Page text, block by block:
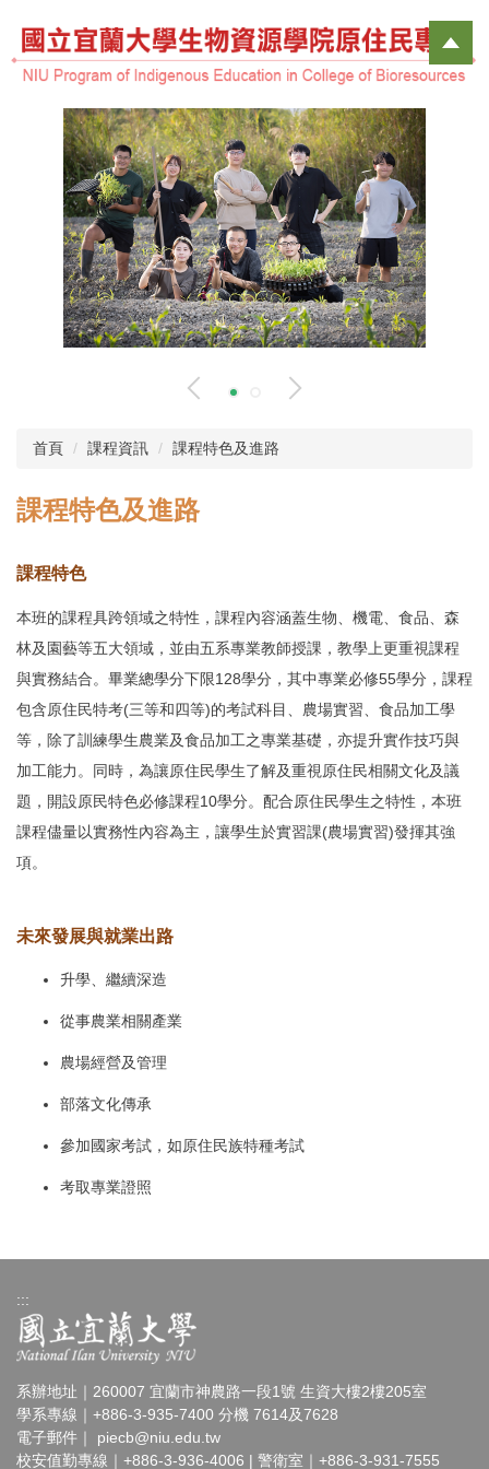
主
要
首頁 課程資訊 課程特色及進路
課程特色及進路
課程特色
本班的課程具跨領域之特性，課程內容涵蓋生物、機電、食品、森
林及園藝等五大領域，並由五系專業教師授課，教學上更重視課程
與實務結合。畢業總學分下限128學分，其中專業必修55學分，課程
包含原住民特考(三等和四等)的考試科目、農場實習、食品加工學
等，除了訓練學生農業及食品加工之專業基礎，亦提升實作技巧與
加工能力。同時，為讓原住民學生了解及重視原住民相關文化及議
題，開設原民特色必修課程10學分。配合原住民學生之特性，本班
課程儘量以實務性內容為主，讓學生於實習課(農場實習)發揮其強
項。
未來發展與就業出路
升學、繼續深造
從事農業相關產業
農場經營及管理
部落文化傳承
參加國家考試，如原住民族特種考試
考取專業證照
:::
系辦地址｜260007 宜蘭市神農路一段1號 生資大樓2樓205室
學系專線｜+886-3-935-7400 分機 7614及7628
電子郵件｜ piecb@niu.edu.tw
校安值勤專線｜+886-3-936-4006 | 警衛室｜+886-3-931-7555